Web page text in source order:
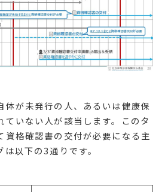
体が未発行の人、あるいは健康保
ていない人が該当します。このタ
資格確認書の交付が必要になる主
以下の3通りです。